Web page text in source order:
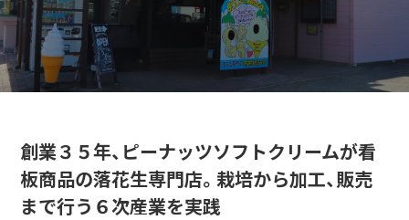
創業３５年、ピーナッツソフトクリームが看
板商品の落花生専門店。栽培から加工、販売
まで行う６次産業を実践